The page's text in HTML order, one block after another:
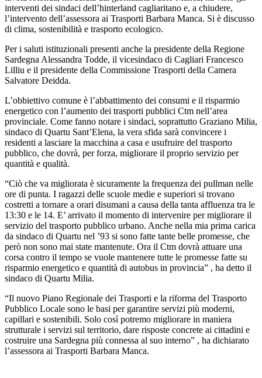
interventi dei sindaci dell’hinterland cagliaritano e, a chiudere,
l’intervento dell’assessora ai Trasporti Barbara Manca. Si è discusso
di clima, sostenibilità e trasporto ecologico.
Per i saluti istituzionali presenti anche la presidente della Regione
Sardegna Alessandra Todde, il vicesindaco di Cagliari Francesco
Lilliu e il presidente della Commissione Trasporti della Camera
Salvatore Deidda.
L’obbiettivo comune è l’abbattimento dei consumi e il risparmio
energetico con l’aumento dei trasporti pubblici Ctm nell’area
provinciale. Come fanno notare i sindaci, soprattutto Graziano Milia,
sindaco di Quartu Sant’Elena, la vera sfida sarà convincere i
residenti a lasciare la macchina a casa e usufruire del trasporto
pubblico, che dovrà, per forza, migliorare il proprio servizio per
quantità e qualità.
“Ciò che va migliorata è sicuramente la frequenza dei pullman nelle
ore di punta. I ragazzi delle scuole medie e superiori si trovano
costretti a tornare a orari disumani a causa della tanta affluenza tra le
13:30 e le 14. E’ arrivato il momento di intervenire per migliorare il
servizio del trasporto pubblico urbano. Anche nella mia prima carica
da sindaco di Quartu nel ’93 si sono fatte tante belle promesse, che
però non sono mai state mantenute. Ora il Ctm dovrà attuare una
corsa contro il tempo se vuole mantenere tutte le promesse fatte su
risparmio energetico e quantità di autobus in provincia” , ha detto il
sindaco di Quartu Milia.
“Il nuovo Piano Regionale dei Trasporti e la riforma del Trasporto
Pubblico Locale sono le basi per garantire servizi più moderni,
capillari e sostenibili. Solo così potremo migliorare in maniera
strutturale i servizi sul territorio, dare risposte concrete ai cittadini e
costruire una Sardegna più connessa al suo interno” , ha dichiarato
l’assessora ai Trasporti Barbara Manca.